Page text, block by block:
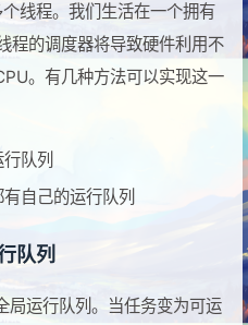
线程。我们生活在一个拥有
程的调度器将导致硬件利用不
。有几种方法可以实现这一
队列
自己的运行队列
队列
局运行队列。当任务变为可运